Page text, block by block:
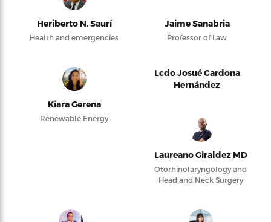
Heriberto N. Saurí
Health and emergencies
Jaime Sanabria
Professor of Law
Kiara Gerena
Renewable Energy
Lcdo Josué Cardona
Hernández
Laureano Giraldez MD
Otorhinolaryngology and
Head and Neck Surgery